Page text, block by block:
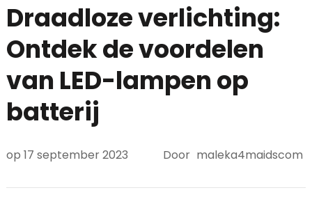
Draadloze verlichting:
Ontdek de voordelen
van LED-lampen op
batterij
op 17 september 2023 Door maleka4maidscom